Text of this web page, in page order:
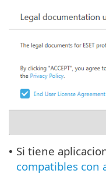
• Si tiene
compatibles con